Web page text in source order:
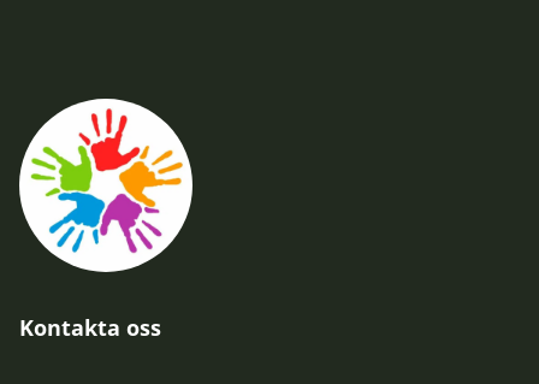
Kontakta oss